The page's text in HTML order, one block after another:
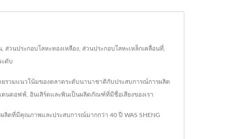
วนประกอบโลหะทองเหลือง, ส่วนประกอบโลหะเหล็กเคลื่อนที่,
ะดับ
ยรวมแนวโน้มของตลาดระดับนานาชาติกับประสบการณ์การผลิต
ตนดอฟฟ์, อินเสิร์ตและพินเป็นผลิตภัณฑ์ที่มีชื่อเสียงของเรา
ตที่มีคุณภาพและประสบการณ์มากกว่า 40 ปี WAS SHENG